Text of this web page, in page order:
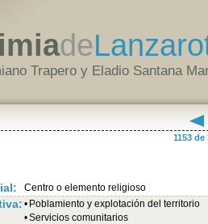
de
Trapero y Eladio Santana
1153 de
Centro o elemento religioso
• Poblamiento y explotación del territorio
•Servicios comunitarios